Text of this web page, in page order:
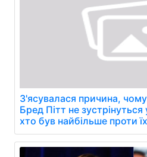
З'ясувалася причина,
Бред Пітт не зустрінуться
хто був найбільше проти